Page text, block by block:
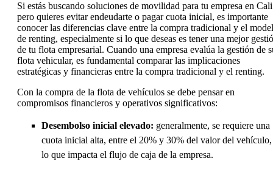
Si estás buscando soluciones de movilidad para tu empresa en Cali
pero quieres evitar endeudarte o pagar cuota inicial, es importante
conocer las diferencias clave entre la compra tradicional y el
de renting, especialmente si lo que deseas es tener una mejor
de tu flota empresarial. Cuando una empresa evalúa la gestión de
flota vehicular, es fundamental comparar las implicaciones
estratégicas y financieras entre la compra tradicional y el renting.
Con la compra de la flota de vehículos se debe pensar en
compromisos financieros y operativos significativos:
Desembolso inicial elevado: generalmente, se requiere una
cuota inicial alta, entre el 20% y 30% del valor del vehículo,
lo que impacta el flujo de caja de la empresa.